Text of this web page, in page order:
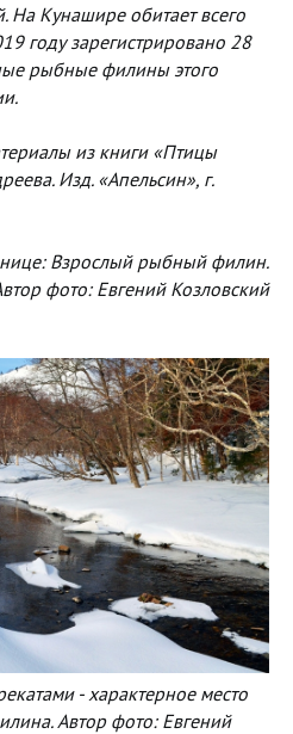
На Кунашире обитает всего
году зарегистрировано 28
рыбные филины этого
из книги «Птицы
Изд. «Апельсин», г.
Взрослый рыбный филин.
фото: Евгений Козловский
- характерное место
Автор фото: Евгений